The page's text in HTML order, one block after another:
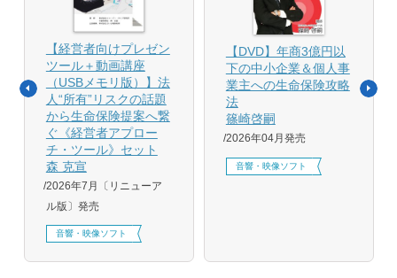
【経営者向けプレゼン
ツール＋動画講座
（USBメモリ版）】法
人“所有”リスクの話題
から生命保険提案へ繋
ぐ《経営者アプロー
チ・ツール》セット
森 克宣
2026年7月〔リニューア
ル版〕発売
音響・映像ソフト
【DVD】年商3億円以
下の中小企業＆個人事
業主への生命保険攻略
法
篠崎啓嗣
2026年04月発売
音響・映像ソフト